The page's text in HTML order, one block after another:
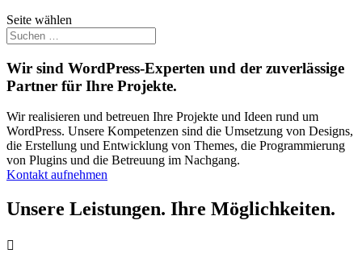
Seite wählen
Wir sind WordPress-Experten und der zuverlässige
Partner für Ihre Projekte.
Wir realisieren und betreuen Ihre Projekte und Ideen rund um
WordPress. Unsere Kompetenzen sind die Umsetzung von Designs,
die Erstellung und Entwicklung von Themes, die Programmierung
von Plugins und die Betreuung im Nachgang.
Kontakt aufnehmen
Unsere Leistungen. Ihre Möglichkeiten.
